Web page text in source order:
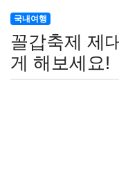
국내여행
꼴갑축제 제
게 해보세요!